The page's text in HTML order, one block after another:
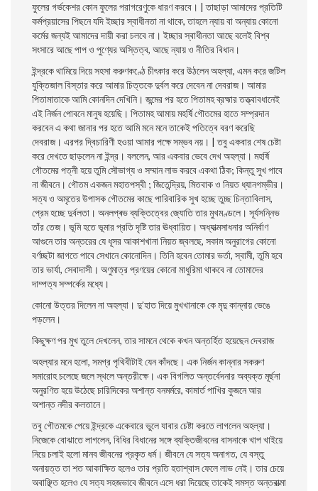
ফুলের গর্ভকেশর কোন ফুলের পরাগরেণুকে ধারণ করবে। | তাছাড়া আমাদের প্রতিটি
কর্মপ্রয়াসের পিছনে যদি ইচ্ছার স্বাধীনতা না থাকে, তাহলে ন্যায় বা অন্যায় কোনাে
কর্মের জন্যই আমাদের দায়ী করা চলবে না। ইচ্ছার স্বাধীনতা আছে বলেই বিশ্ব
সংসারে আছে পাপ ও পুণ্যের অস্তিত্ব, আছে ন্যায় ও নীতির বিধান।
ইন্দ্রকে থামিয়ে দিয়ে সহসা করুণকণ্ঠে চীৎকার করে উঠলেন অহল্যা, এমন করে জটিল
যুক্তিজাল বিস্তার করে আমার চিত্তকে দুর্বল করে দেবেন না দেবরাজ। আমার
পিতামাতাকে আমি কোনদিন দেখিনি। জন্মের পর হতে পিতামহ ব্রহ্মার তত্ত্বাবধানেই
এই নির্জন পােবনে মানুষ হয়েছি। পিতামহ আমায় মহর্ষি গৌতমের হাতে সম্প্রদান
করবেন এ কথা জানার পর হতে আমি মনে মনে তাকেই পতিত্বে বরণ করেছি
দেবরাজ। এরপর দ্বিচারিণী হওয়া আমার পক্ষে সম্ভব নয়। | তবু একবার শেষ চেষ্টা
করে দেখতে ছাড়লেন না ইন্দ্র। বললেন, আর একবার ভেবে দেখ অহল্যা। মহর্ষি
গৌতমের পত্নী হয়ে তুমি সৌভাগ্য ও সম্মান লাভ করবে একথা ঠিক; কিন্তু সুখ পাবে
না জীবনে। গৌতম একজন মহাতপস্বী ; জিতেন্দ্রিয়, মিতবাক ও নিয়ত ধ্যানগম্ভীর।
সত্য ও অমৃতের উপাসক গৌতমের কাছে পারিবারিক সুখ হচ্ছে তুচ্ছচিন্তাবিলাস,
প্রেম হচ্ছে দুর্বলতা। অনলপ্ৰভ ব্যক্তিত্বের জ্যোতি তার মুখমণ্ডলে। সূর্যসন্নিভ
তাঁর তেজ। ভূমি হতে ভূমার প্রতি দৃষ্টি তার ঊধ্বায়িত। অধ্যাত্মসাধনার অনির্বাণ
আগুনে তার অন্তরের যে ধূসর আকাশখানা নিয়ত জ্বলছে, সকাম অনুরাগের কোনাে
বর্ণচ্ছটা জাগতে পাবেসেখানে কোনােদিন। তিনি হবেন তােমার ভর্তা, স্বামী, তুমি হবে
তার ভার্যা, সেবাদাসী। অণুমাত্র প্রণয়ের কোনাে মাধুরিমা থাকবে না তােমাদের
দাম্পত্য সম্পর্কের মধ্যে।
কোনাে উত্তর দিলেন না অহল্যা। দু’হাত দিয়ে মুখখানাকে কে মৃদু কান্নায় ভেঙে
পড়লেন।
কিছুক্ষণ পর মুখ তুলে দেখলেন, তার সামনে থেকে কখন অন্তর্হিত হয়েছেন দেবরাজ
অহল্যার মনে হলাে, সমগ্র পৃথিবীটাই যেন কাঁদছে। এক নির্জন কান্নার সকরুণ
সমারােহ চলেছে জলে স্থলে অন্তরীক্ষে। এক বিগলিত অন্তর্বেদনার অব্যক্ত মূৰ্ছনা
অনুরণিত হয়ে উঠেছে চারিদিকের অশান্ত বনমর্মরে, কামার্ত পাখির কুজনে আর
অশান্ত নদীর কলতানে।
তবু গৌতমকে পেয়ে ইন্দ্রকে একেবারে ভুলে যাবার চেষ্টা করতে লাগলেন অহল্যা।
নিজেকে বােঝাতে লাগলেন, বিধির বিধানের সঙ্গে ব্যক্তিজীবনের বাসনাকে খাপ খাইয়ে
নিয়ে চলাই হলাে মানব জীবনের প্রকৃত ধর্ম। জীবনে যে সত্য অনাগত, যে বস্তু
অনায়ত্ত তা শত আকাক্ষিত হলেও তার প্রতি হতাশ্বাস ফেলে লাভ নেই। তার চেয়ে
অবাঞ্ছিত হলেও যে সত্য সহজভাবে জীবনে এসে ধরা দিয়েছে তাকেই সমস্ত অন্তরাত্মা